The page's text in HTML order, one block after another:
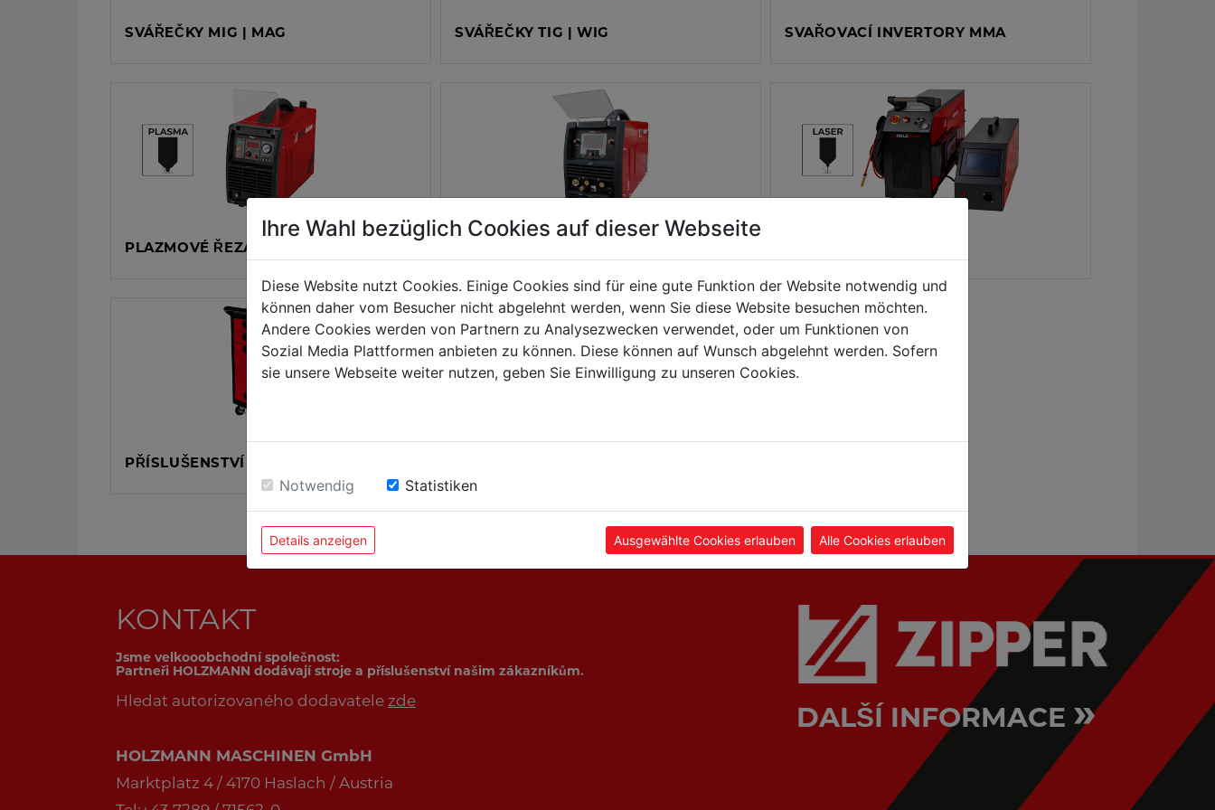
SVÁŘEČKY MIG | MAG SVÁŘEČKY TIG | WIG SVAŘOVACÍ INVERTORY MMA
PLAZMOVÉ ŘEZAČKY
PŘÍSLUŠENSTVÍ KE SVAŘOVÁNÍ
KONTAKT
Jsme velkooobchodní společnost:
Partneři HOLZMANN dodávají stroje a příslušenství našim zákazníkům.
Hledat autorizovaného dodavatele zde
HOLZMANN MASCHINEN GmbH
Marktplatz 4 / 4170 Haslach / Austria
DALŠÍ INFORMACE »
Ihre Wahl bezüglich Cookies auf dieser Webseite
Diese Website nutzt Cookies. Einige Cookies sind für eine gute Funktion der Website notwendig und
können daher vom Besucher nicht abgelehnt werden, wenn Sie diese Website besuchen möchten.
Andere Cookies werden von Partnern zu Analysezwecken verwendet, oder um Funktionen von
Sozial Media Plattformen anbieten zu können. Diese können auf Wunsch abgelehnt werden. Sofern
sie unsere Webseite weiter nutzen, geben Sie Einwilligung zu unseren Cookies.
Notwendig Statistiken
Details anzeigen Ausgewählte Cookies erlauben Alle Cookies erlauben